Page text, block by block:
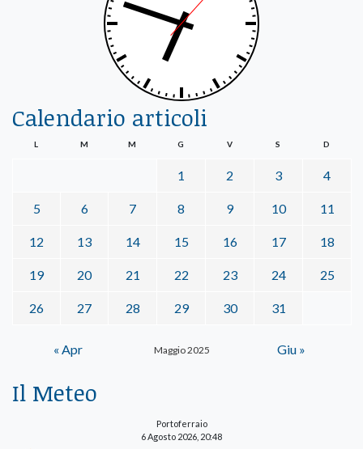
Calendario articoli
Maggio 2025
L M M G V S D
1 2 3 4
5 6 7 8 9 10 11
12 13 14 15 16 17 18
19 20 21 22 23 24 25
26 27 28 29 30 31
« Apr Giu »
Il Meteo
Portoferraio
6 Agosto 2026, 20:48